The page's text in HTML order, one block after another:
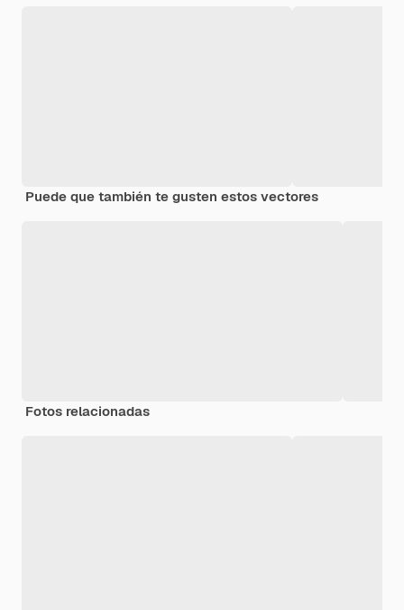
Puede que también te gusten estos vectores
Fotos relacionadas